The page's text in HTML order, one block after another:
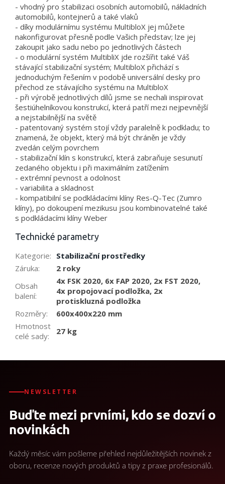
- vhodný pro stabilizaci osobních automobilů, nákladních
automobilů, kontejnerů a také vlaků
- díky modulárnímu systému MultibloX jej můžete
nakonfigurovat přesně podle Vašich představ; lze jej
zakoupit jako sadu nebo po jednotlivých částech
- o modulární systém MultibliX jde rozšířit také Váš
stávající stabilizační systém; MultibloX přichází s
jednoduchým řešením v podobě universální desky pro
přechod ze stávajícího systému na MultibloX
- při výrobě jednotlivých dílů jsme se nechali inspirovat
šestiúhelníkovou konstrukcí, která patří mezi nejpevnější
a nejstabilnější na světě
- patentovaný systém stojí vždy paralelně k podkladu; to
znamená, že objekt, který má být chráněn je vždy
zvedán celým povrchem
- stabilizační klín s konstrukcí, která zabraňuje sesunutí
zedaného objektu i při maximálním zatížením
- extrémní pevnost a odolnost
- variabilita a skladnost
- kompatibilní se podkládacími klíny Res-Q-Tec (Zumro
klíny), po dokoupení mezikusu jsou kombinovatelné také
s podkládacími klíny Weber
Technické parametry
Kategorie: Stabilizační prostředky
Záruka:
2 roky
Obsah
balení:
4x FSK 2020, 6x FAP 2020, 2x FST 2020,
4x propojovací podložka, 2x
protiskluzná podložka
Rozměry:
600x400x220 mm
Hmotnost
celé sady: 27 kg
NEWSLETTER
Buďte mezi prvními, kdo se dozví o
novinkách
Každý měsíc vám pošleme přehled nejdůležitějších novinek z
oboru, recenze nových produktů a tipy z praxe profesionálů.